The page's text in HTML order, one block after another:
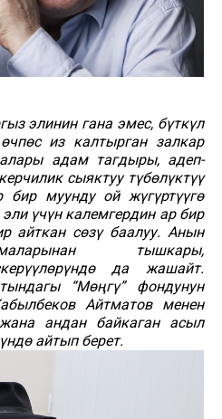
элинин гана эмес, бүткүл
из калтырган залкар
адам тагдыры, адеп-
сыяктуу түбөлүктүү
бир муунду ой жүгүртүүгө
үчүн калемгердин ар бир
айткан сөзү баалуу. Анын
тышкары,
да жашайт.
“Мөңгү” фондунун
Айтматов менен
андан байкаган асыл
айтып берет.